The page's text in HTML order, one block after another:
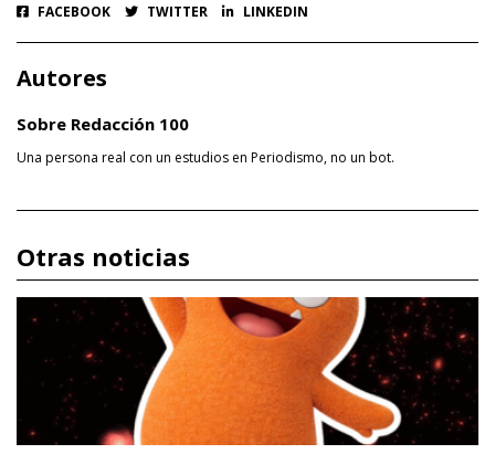
FACEBOOK TWITTER LINKEDIN
Autores
Sobre Redacción 100
Una persona real con un estudios en Periodismo, no un bot.
Otras noticias